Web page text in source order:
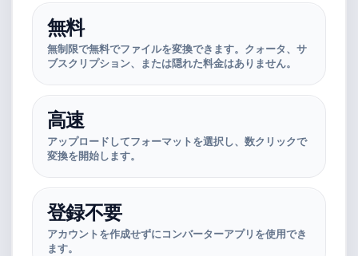
無料
無制限で無料でファイルを変換できます。クォータ、サ
ブスクリプション、または隠れた料金はありません。
高速
アップロードしてフォーマットを選択し、数クリックで
変換を開始します。
登録不要
アカウントを作成せずにコンバーターアプリを使用でき
ます。